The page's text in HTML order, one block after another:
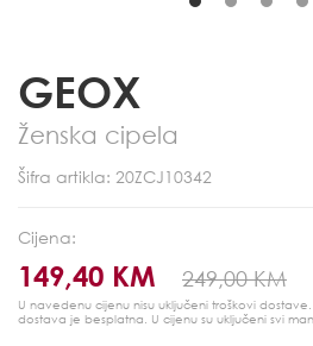
GEOX
Ženska cipela
Šifra artikla: 20ZCJ10342
Cijena:
149,40 KM 249,00 KM
U navedenu cijenu nisu uključeni troškovi
dostava je besplatna. U cijenu su uključeni svi